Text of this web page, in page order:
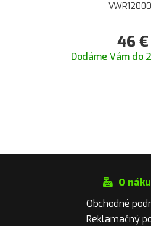
46 €
Dodáme Vám do
O
Obchodné
Reklamačný